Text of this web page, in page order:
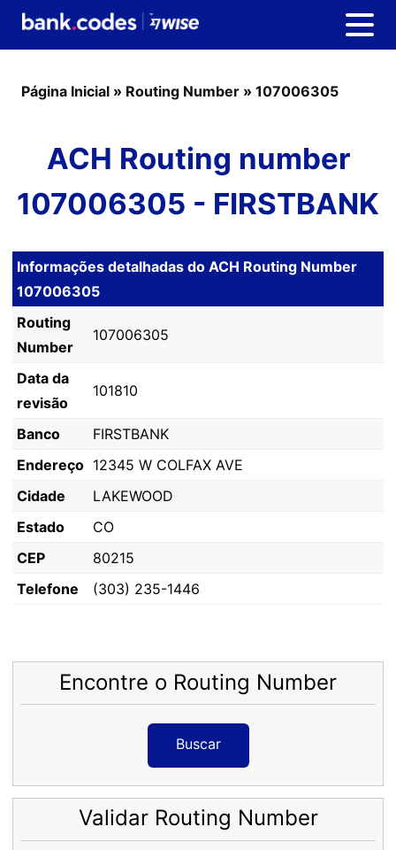
Página Inicial » Routing Number » 107006305
ACH Routing number
107006305 - FIRSTBANK
Informações detalhadas do ACH Routing Number
107006305
Routing
Number
107006305
Data da
revisão
101810
Banco
FIRSTBANK
Endereço 12345 W COLFAX AVE
Cidade
LAKEWOOD
Estado
CO
CEP
80215
Telefone
(303) 235-1446
Encontre o Routing Number
Buscar
Validar Routing Number